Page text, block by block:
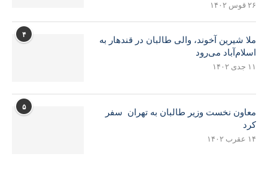
۲۶ قوس ۱۴۰۲
۴
ملا شیرین آخوند، والی طالبان در قندهار به
اسلام‌آباد می‌رود
۱۱ جدی ۱۴۰۲
۵
معاون نخست وزیر طالبان به تهران سفر
کرد
۱۴ عقرب ۱۴۰۲